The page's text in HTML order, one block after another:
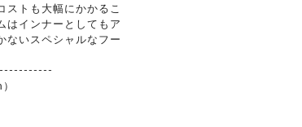
ストも大幅にかかるこ
はインナーとしてもア
ないスペシャルなフー